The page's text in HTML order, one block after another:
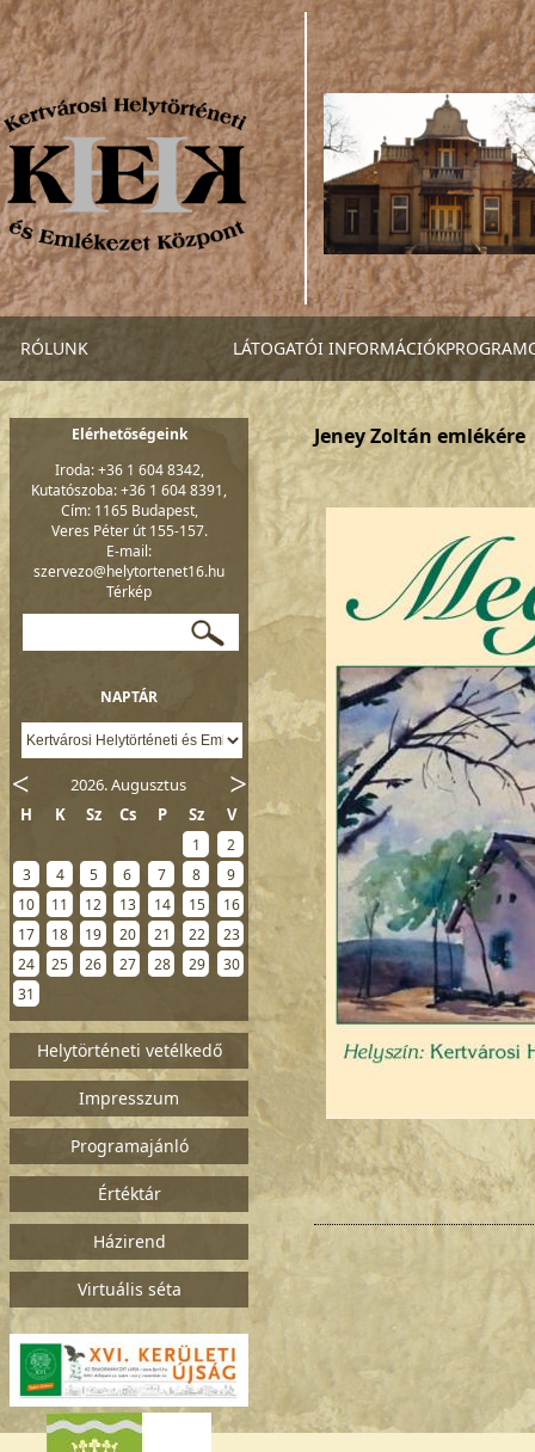
RÓLUNK LÁTOGATÓI INFORMÁCIÓK
Elérhetőségeink
Iroda: +36 1 604 8342,
Kutatószoba: +36 1 604 8391,
Cím: 1165 Budapest,
Veres Péter út 155-157.
E-mail:
szervezo@helytortenet16.hu
Térkép
NAPTÁR
2026. Augusztus
H
K Sz Cs P Sz V
1
2
3
4 5 6 7 8
9
10
11 12 13 14 15
16
17
18 19 20 21 22
23
24
25 26 27 28 29
30
31
Helytörténeti vetélkedő
Impresszum
Programajánló
Értéktár
Házirend
Virtuális séta
Jeney Zoltán emlékére